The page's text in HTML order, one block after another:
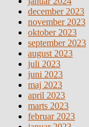
december 2023
november 2023
oktober 2023
september 2023
august 2023
juli 2023
juni 2023
maj 2023
april 2023
marts 2023
februar 2023